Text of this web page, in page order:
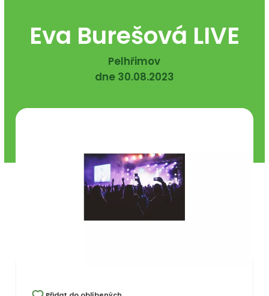
Eva Burešová LIVE
Pelhřimov
dne 30.08.2023